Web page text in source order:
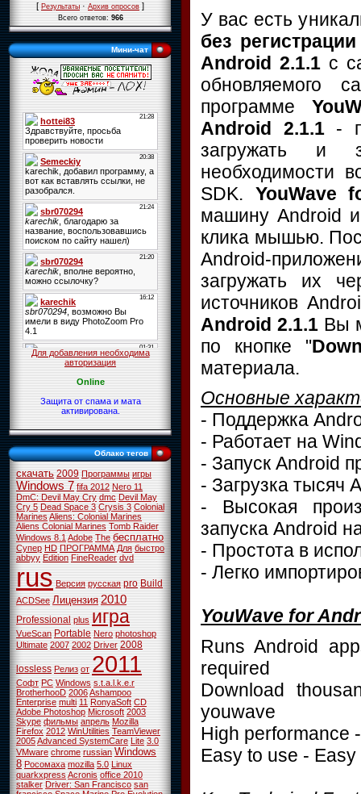
[Результаты·Архив опросов]
Всего ответов:966
Мини-чат
Для добавления необходима
авторизация
Online
Защита от спама и мата
активирована.
Облако тегов
скачать 2009 Программы игры
Windows 7 fifa 2012 Nero 11
DmC: Devil May Cry dmc Devil May
Cry 5 Dead Space 3 Crysis 3 Colonial
MarinesAliens: Colonial Marines
Aliens Colonial Marines Tomb Raider
Windows 8.1Adobe The бесплатно
Супер HD ПРОГРАММА Для быстро
abbyy Edition FineReader dvd
rus Версия русская pro Build
ACDSee Лицензия 2010
Professional plus игра
VueScan Portable Nero photoshop
Ultimate 2007 2002 Driver 2008
lossless Релиз от 2011
Софт PC Windows s.t.a.l.k.e.r
BrotherhooD 2006Ashampoo
Enterprise multi 11 RonyaSoft CD
Adobe Photoshop Microsoft 2003
Skype фильмы апрель Mozilla
Firefox 2012 WinUtilities TeamViewer
2005Advanced SystemCare Lite 3.0
VMware chrome russian Windows
8 Росомаха mozilla 5.0 Linux
quarkxpressAcronis office 2010
stalker Driver: San Francisco san
У вас есть
без
Android 2.1.1 с
обновляемого
программе
Android 2.1.1 -
загружать и
необходимости
SDK. YouWave
машину Android и
клика мышью.
Android-
загружать их
источников
Android 2.1.1 Вы
по кнопке "
материала.
Основные
- Поддержка
- Работает на
- Запуск Android
- Загрузка тысяч
- Высокая
запуска Android
- Простота в
- Легко
YouWave for
Runs Android
required
Download
youwave
High performance
Easy to use -